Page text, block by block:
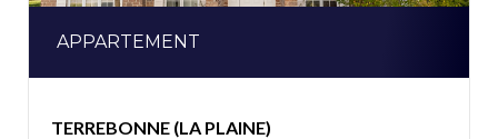
APPARTEMENT
TERREBONNE (LA PLAINE)